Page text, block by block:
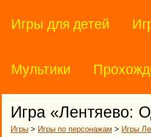
Игры для детей
Мультики
Игра «Лентяево:
Игры > Игры по персонажам > Игры